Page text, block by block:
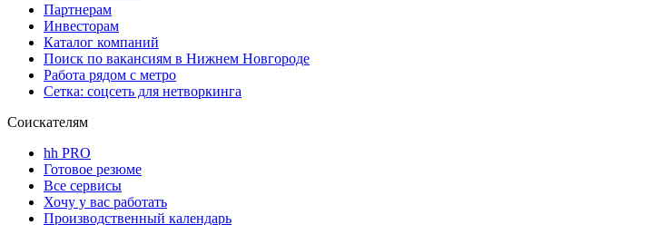
Партнерам
Инвесторам
Каталог компаний
Поиск по вакансиям в Нижнем Новгороде
Работа рядом с метро
Сетка: соцсеть для нетворкинга
Соискателям
hh PRO
Готовое резюме
Все сервисы
Хочу у вас работать
Производственный календарь